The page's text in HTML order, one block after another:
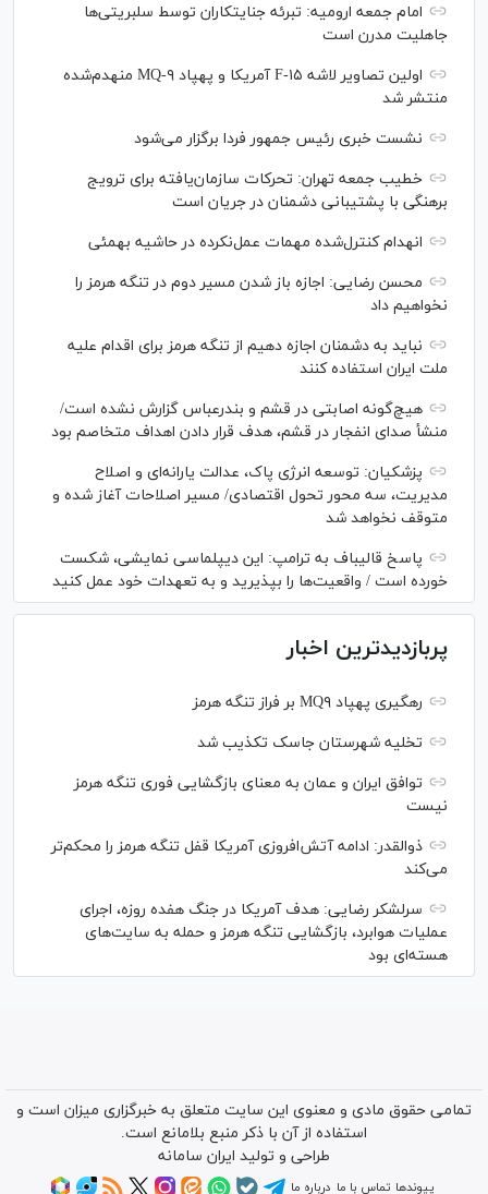
امام جمعه ارومیه: تبرئه جنایتکاران توسط سلبریتی‌ها
جاهلیت مدرن است
اولین تصاویر لاشه F-۱۵ آمریکا و پهپاد MQ-۹ منهدم‌شده
منتشر شد
نشست خبری رئیس‌ جمهور فردا برگزار می‌شود
خطیب جمعه تهران: تحرکات سازمان‌یافته برای ترویج
برهنگی با پشتیبانی دشمنان در جریان است
انهدام کنترل‌شده مهمات عمل‌نکرده در حاشیه بهمئی
محسن رضایی: اجازه باز شدن مسیر دوم در تنگه هرمز را
نخواهیم داد
نباید به دشمنان اجازه دهیم از تنگه هرمز برای اقدام علیه
ملت ایران استفاده کنند
هیچ‌گونه اصابتی در قشم و بندرعباس گزارش نشده است/
منشأ صدای انفجار در قشم، هدف قرار دادن اهداف متخاصم بود
پزشکیان: توسعه انرژی پاک، عدالت یارانه‌ای و اصلاح
مدیریت، سه محور تحول اقتصادی/ مسیر اصلاحات آغاز شده و
متوقف نخواهد شد
پاسخ قالیباف به ترامپ: این دیپلماسی نمایشی، شکست
خورده است / واقعیت‌ها را بپذیرید و به تعهدات خود عمل کنید
پربازدیدترین اخبار
رهگیری پهپاد MQ۹ بر فراز تنگه هرمز
تخلیه شهرستان جاسک تکذیب شد
توافق ایران و عمان به معنای بازگشایی فوری تنگه هرمز
نیست
ذوالقدر: ادامه آتش‌افروزی آمریکا قفل تنگه هرمز را محکم‌تر
می‌کند
سرلشکر رضایی: هدف آمریکا در جنگ هفده روزه، اجرای
عملیات هوابرد، بازگشایی تنگه هرمز و حمله به سایت‌های
هسته‌ای بود
تمامی حقوق مادی و معنوی این سایت متعلق به خبرگزاری میزان است و
استفاده از آن با ذکر منبع بلامانع است.
طراحی و تولید ایران سامانه
پیوندها تماس با ما درباره ما